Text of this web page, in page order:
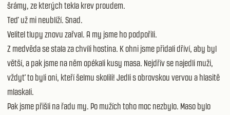
šrámy, ze kterých tekla krev proudem.
Teď už mi neublíží. Snad.
Velitel tlupy znovu zařval. A my jsme ho podpořili.
Z medvěda se stala za chvíli hostina. K ohni jsme přidali dříví, aby byl
větší, a pak jsme na něm opékali kusy masa. Nejdřív se najedli muži,
vždyť to byli oni, kteří šelmu skolili! Jedli s obrovskou vervou a hlasitě
mlaskali.
Pak jsme přišli na řadu my. Po mužích toho moc nezbylo. Maso bylo